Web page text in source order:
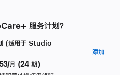
服务计划？
(适用于 Studio
月 (24 期)
添加